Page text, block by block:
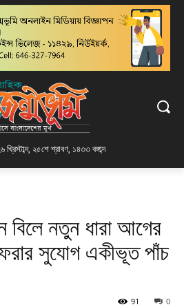
, ২৫শে শ্রাবণ, ১৪৩৩ বঙ্গাব্দ
বিলে নতুন ধারা আগের
সুযোগ একীভূত পাঁচ
0
91